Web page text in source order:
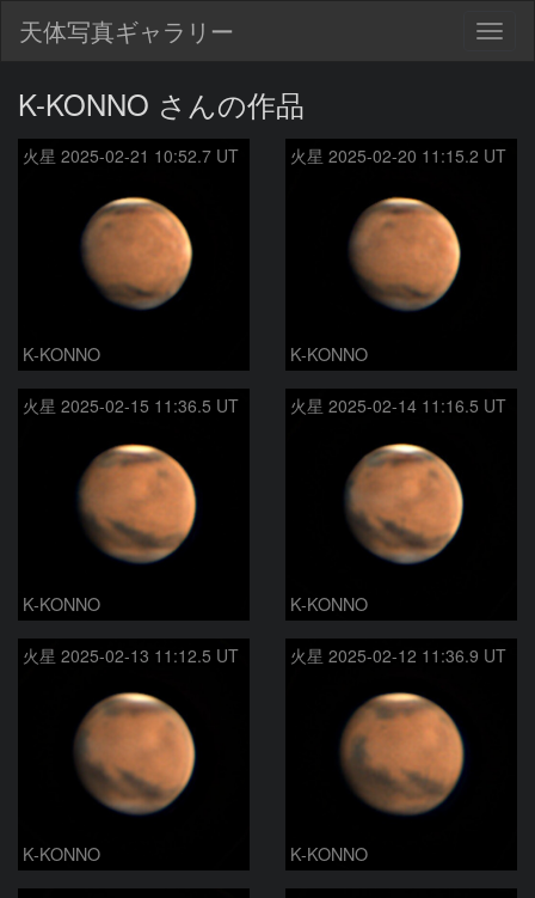
天体写真ギャラリー
K-KONNO さんの作品
火星 2025-02-21 10:52.7 UT
K-KONNO
火星 2025-02-20 11:15.2 UT
K-KONNO
火星 2025-02-15 11:36.5 UT
K-KONNO
火星 2025-02-14 11:16.5 UT
K-KONNO
火星 2025-02-13 11:12.5 UT
K-KONNO
火星 2025-02-12 11:36.9 UT
K-KONNO